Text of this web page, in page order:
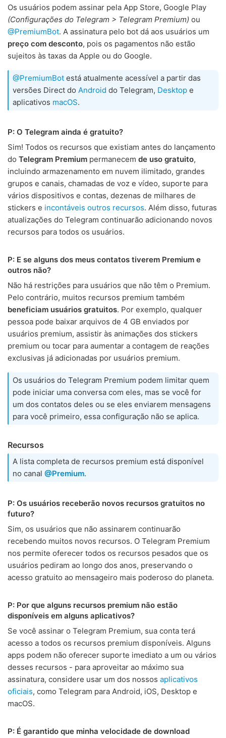
Os usuários podem assinar pela App Store, Google Play
(Configurações do Telegram > Telegram Premium) ou
@PremiumBot. A assinatura pelo bot dá aos usuários um
preço com desconto, pois os pagamentos não estão
sujeitos às taxas da Apple ou do Google.
@PremiumBot está atualmente acessível a partir das
versões Direct do Android do Telegram, Desktop e
aplicativos macOS.
P: O Telegram ainda é gratuito?
Sim! Todos os recursos que existiam antes do lançamento
do Telegram Premium permanecem de uso gratuito,
incluindo armazenamento em nuvem ilimitado, grandes
grupos e canais, chamadas de voz e vídeo, suporte para
vários dispositivos e contas, dezenas de milhares de
stickers e incontáveis outros recursos. Além disso, futuras
atualizações do Telegram continuarão adicionando novos
recursos para todos os usuários.
P: E se alguns dos meus contatos tiverem Premium e
outros não?
Não há restrições para usuários que não têm o Premium.
Pelo contrário, muitos recursos premium também
beneficiam usuários gratuitos. Por exemplo, qualquer
pessoa pode baixar arquivos de 4 GB enviados por
usuários premium, assistir às animações dos stickers
premium ou tocar para aumentar a contagem de reações
exclusivas já adicionadas por usuários premium.
Os usuários do Telegram Premium podem limitar quem
pode iniciar uma conversa com eles, mas se você for
um dos contatos deles ou se eles enviarem mensagens
para você primeiro, essa configuração não se aplica.
Recursos
A lista completa de recursos premium está disponível
no canal @Premium.
P: Os usuários receberão novos recursos gratuitos no
futuro?
Sim, os usuários que não assinarem continuarão
recebendo muitos novos recursos. O Telegram Premium
nos permite oferecer todos os recursos pesados que os
usuários pediram ao longo dos anos, preservando o
acesso gratuito ao mensageiro mais poderoso do planeta.
P: Por que alguns recursos premium não estão
disponíveis em alguns aplicativos?
Se você assinar o Telegram Premium, sua conta terá
acesso a todos os recursos premium disponíveis. Alguns
apps podem não oferecer suporte imediato a um ou vários
desses recursos - para aproveitar ao máximo sua
assinatura, considere usar um dos nossos aplicativos
oficiais, como Telegram para Android, iOS, Desktop e
macOS.
P: É garantido que minha velocidade de download